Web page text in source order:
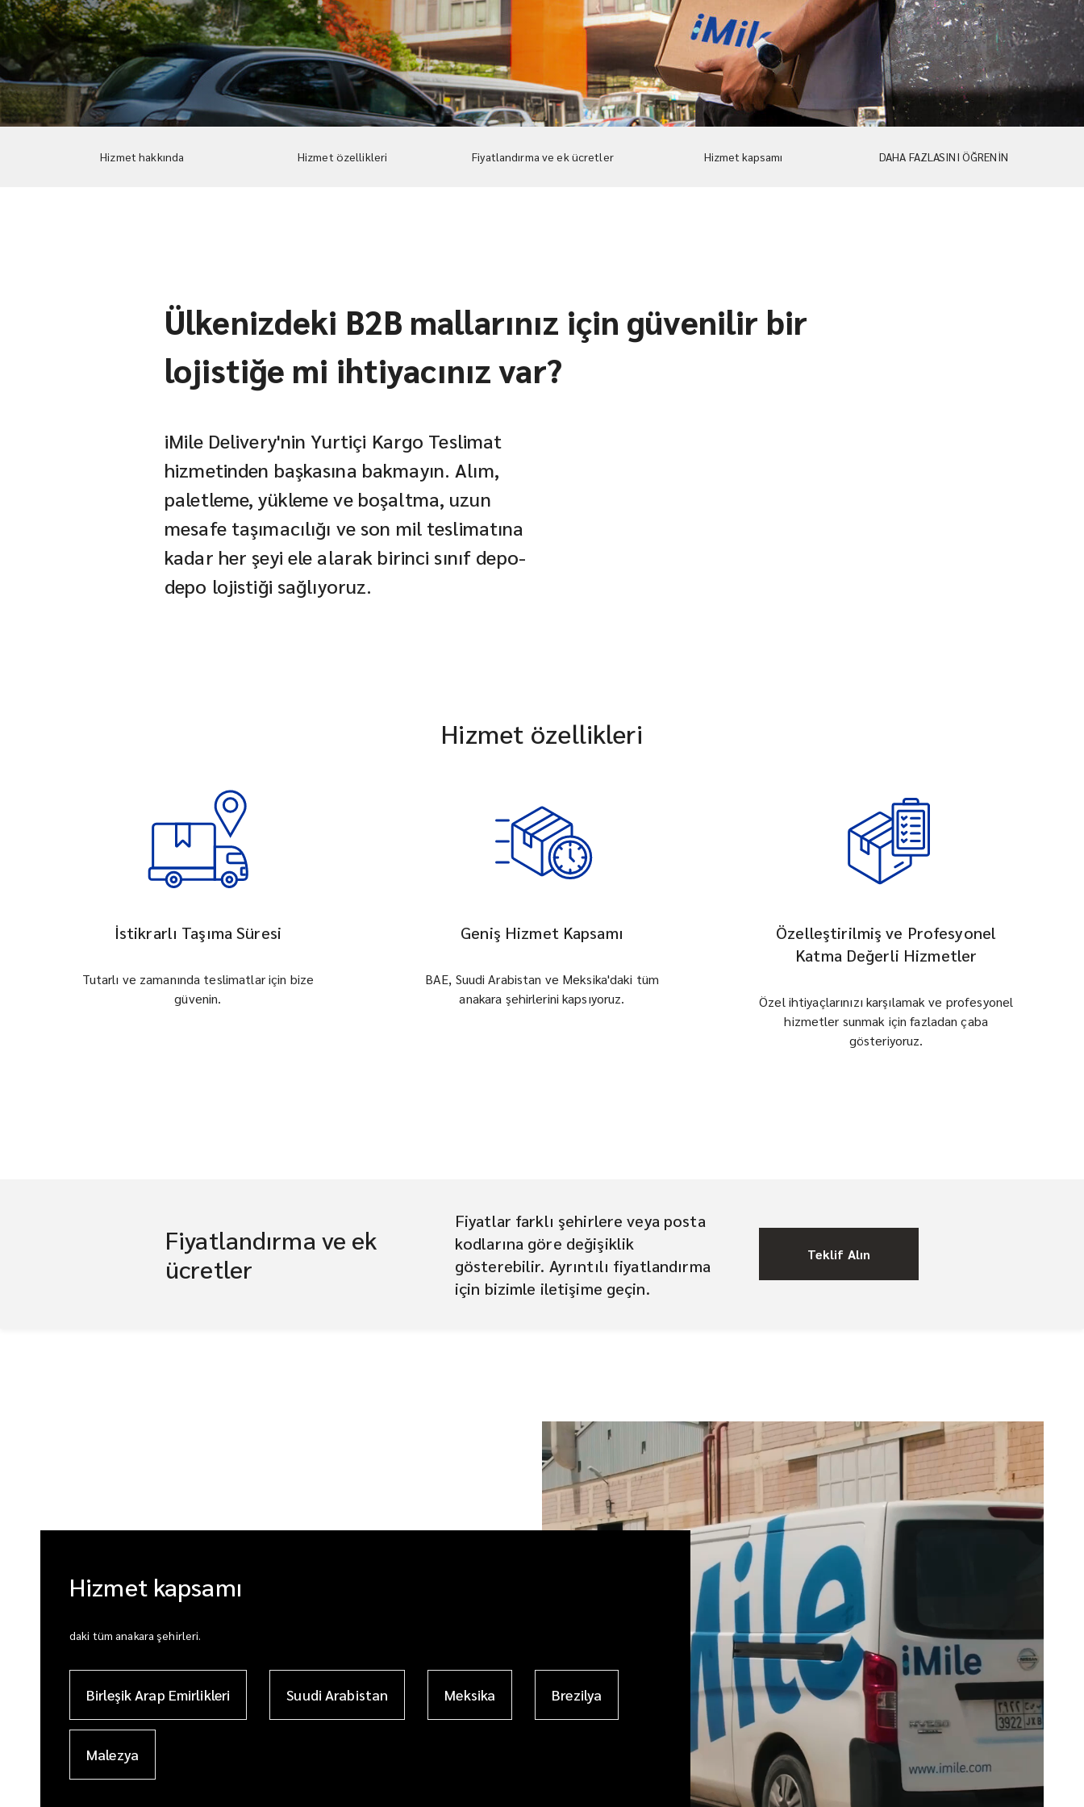
Hizmet hakkında Hizmet özellikleri Fiyatlandırma ve ek ücretler Hizmet kapsamı DAHA FAZLASINI ÖĞRENİN
Ülkenizdeki B2B mallarınız için güvenilir bir
lojistiğe mi ihtiyacınız var?
iMile Delivery'nin Yurtiçi Kargo Teslimat
hizmetinden başkasına bakmayın. Alım,
paletleme, yükleme ve boşaltma, uzun
mesafe taşımacılığı ve son mil teslimatına
kadar her şeyi ele alarak birinci sınıf depo-
depo lojistiği sağlıyoruz.
Hizmet özellikleri
İstikrarlı Taşıma Süresi
Tutarlı ve zamanında teslimatlar için bize
güvenin.
Geniş Hizmet Kapsamı
BAE, Suudi Arabistan ve Meksika'daki tüm
anakara şehirlerini kapsıyoruz.
Özelleştirilmiş ve Profesyonel
Katma Değerli Hizmetler
Özel ihtiyaçlarınızı karşılamak ve profesyonel
hizmetler sunmak için fazladan çaba
gösteriyoruz.
Fiyatlandırma ve ek
ücretler
Fiyatlar farklı şehirlere veya posta
kodlarına göre değişiklik
gösterebilir. Ayrıntılı fiyatlandırma
için bizimle iletişime geçin.
Teklif Alın
Hizmet kapsamı
daki tüm anakara şehirleri.
Birleşik Arap Emirlikleri Suudi Arabistan Meksika Brezilya
Malezya